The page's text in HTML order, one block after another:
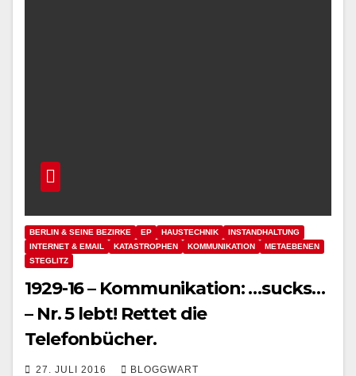
BERLIN & SEINE BEZIRKE EP HAUSTECHNIK
INSTANDHALTUNG
INTERNET & EMAIL
KATASTROPHEN KOMMUNIKATION
METAEBENEN
STEGLITZ
1929-16 – Kommunikation: …sucks…
– Nr. 5 lebt! Rettet die
Telefonbücher.
27. JULI 2016 BLOGGWART